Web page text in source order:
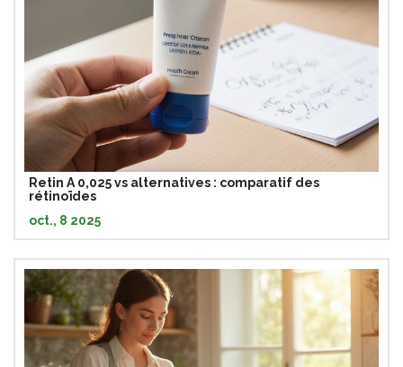
Retin A 0,025 vs alternatives : comparatif des
rétinoïdes
oct., 8 2025